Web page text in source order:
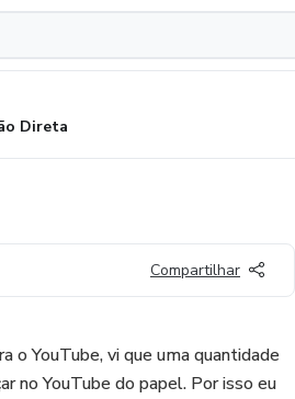
Direta
Compartilhar
o YouTube, vi que uma quantidade
no YouTube do papel. Por isso eu